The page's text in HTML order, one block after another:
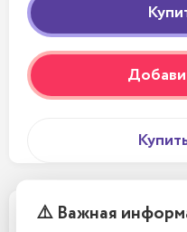
Почему у вас такие
⚠️ Важная